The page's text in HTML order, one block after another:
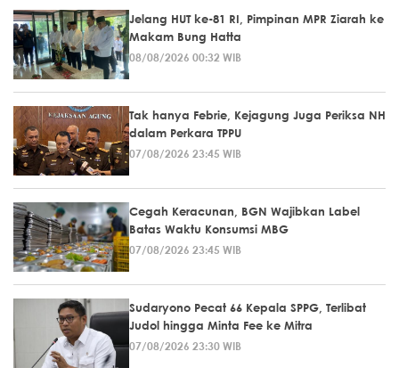
Jelang HUT ke-81 RI, Pimpinan MPR Ziarah ke
Makam Bung Hatta
08/08/2026 00:32 WIB
Tak hanya Febrie, Kejagung Juga Periksa NH
dalam Perkara TPPU
07/08/2026 23:45 WIB
Cegah Keracunan, BGN Wajibkan Label
Batas Waktu Konsumsi MBG
07/08/2026 23:45 WIB
Sudaryono Pecat 66 Kepala SPPG, Terlibat
Judol hingga Minta Fee ke Mitra
07/08/2026 23:30 WIB